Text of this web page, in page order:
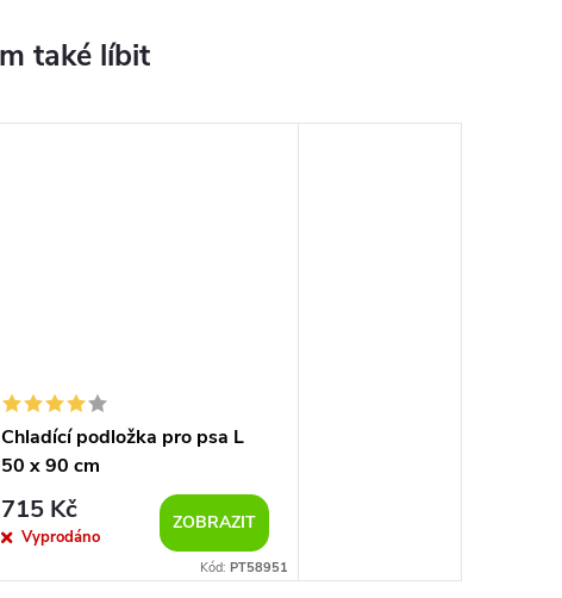
Chladící podložka pro psa L
50 x 90 cm
715 Kč
Vyprodáno
ZOBRAZIT
Kód: PT58951